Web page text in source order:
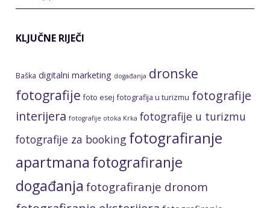
KLJUČNE RIJEČI
Baška digitalni marketing događanja dronske
fotografije foto esej fotografija u turizmu fotografije
interijera fotografije otoka Krka fotografije u turizmu
fotografije za booking fotografiranje
apartmana fotografiranje
događanja fotografiranje dronom